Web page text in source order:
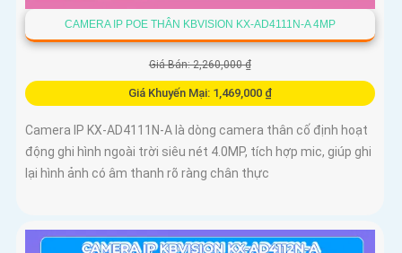
CAMERA IP POE THÂN KBVISION KX-AD4111N-A 4MP
Giá Bán: 2,260,000 ₫
Giá Khuyến Mại: 1,469,000 ₫
Camera IP KX-AD4111N-A là dòng camera thân cố định hoạt
động ghi hình ngoài trời siêu nét 4.0MP, tích hợp mic, giúp ghi
lại hình ảnh có âm thanh rõ ràng chân thực